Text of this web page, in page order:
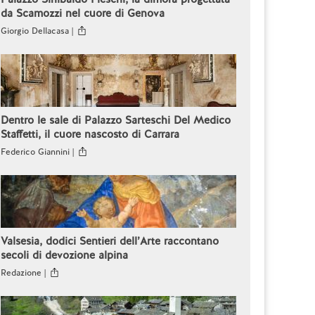
da Scamozzi nel cuore di Genova
Giorgio Dellacasa |
Dentro le sale di Palazzo Sarteschi Del Medico
Staffetti, il cuore nascosto di Carrara
Federico Giannini |
Valsesia, dodici Sentieri dell’Arte raccontano
secoli di devozione alpina
Redazione |